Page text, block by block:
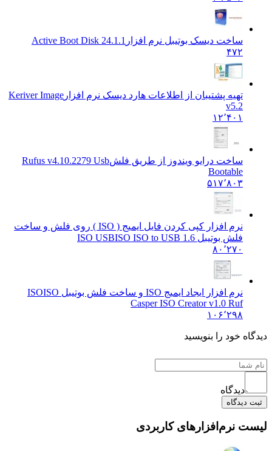
ساخت دیسک بوتیبل نرم افزار Active Boot Disk 24.1.1
۴۷۲
تهیه پشتیبان از اطلاعات هارد دیسک نرم افزار Keriver Image
v5.2
۱۲٬۴۰۱
ساخت درایو ویندوز از طریق فلشRufus v4.10.2279 Usb
Bootable
۵۱۷٬۸۰۳
نرم افزار کپی کردن فایل ایمیج ( ISO ) روی فلش و ساخت
فلش بوتیبل ISO USB ISO ISO to USB 1.6
۸۰٬۲۷۰
نرم افزار ایجاد ایمیج ISO و ساخت فلش بوتیبل ISO
ISO
Casper ISO Creator v1.0 Ruf
۱۰۶٬۲۹۸
دیدگاه خود را بنویسید
دیدگاه
ثبت دیدگاه
لیست نرم‌افزارهای کاربردی